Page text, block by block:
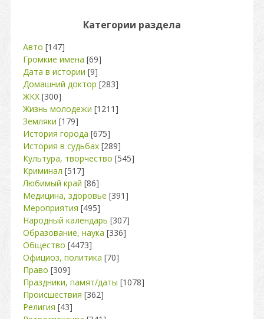
Категории раздела
Авто [147]
Громкие имена [69]
Дата в истории [9]
Домашний доктор [283]
ЖКХ [300]
Жизнь молодежи [1211]
Земляки [179]
История города [675]
История в судьбах [289]
Культура, творчество [545]
Криминал [517]
Любимый край [86]
Медицина, здоровье [391]
Мероприятия [495]
Народный календарь [307]
Образование, наука [336]
Общество [4473]
Официоз, политика [70]
Право [309]
Праздники, памят/даты [1078]
Происшествия [362]
Религия [43]